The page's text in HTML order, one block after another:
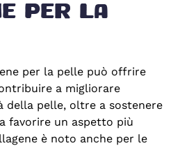
PER LA
per la pelle può offrire
a migliorare
della pelle, oltre a sostenere
favorire un aspetto più
è noto anche per le